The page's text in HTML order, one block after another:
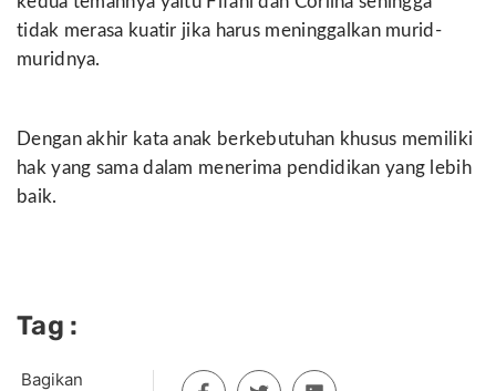
tidak merasa kuatir jika harus meninggalkan murid-
muridnya.
Dengan akhir kata anak berkebutuhan khusus memiliki
hak yang sama dalam menerima pendidikan yang lebih
baik.
Tag :
Bagikan